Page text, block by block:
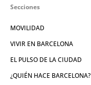
Secciones
MOVILIDAD
VIVIR EN BARCELONA
EL PULSO DE LA CIUDAD
¿QUIÉN HACE BARCELONA?